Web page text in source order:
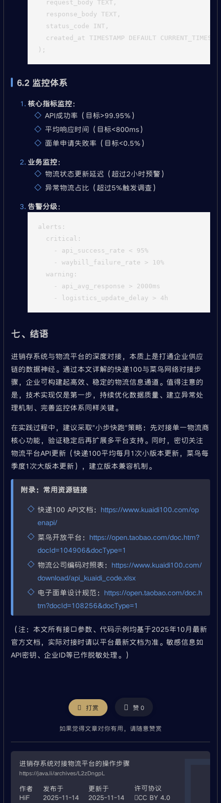
  request_body TEXT,
  response_body TEXT,
  status_code INT,
created_at TIMESTAMP DEFAULT
6.2 监控体系
核心指标监控：
API成功率（目标>99.95%）
平均响应时间（目标<800ms）
面单申请失败率（目标<0.5%）
业务监控：
物流状态更新延迟（超过2小时预警）
异常物流占比（超过5%触发调查）
告警分级：
alerts:
  critical:
    - api_success_rate < 95%
    - waybill_failure_rate > 10%
  warning:
    - api_avg_response > 2000ms
七、结语
进销存系统与物流平台的深度对接，本质上是打通企业供应
链的数据神经。通过本文详解的快递100与菜鸟网络对接步
骤，企业可构建起高效、稳定的物流信息通道。值得注意的
是，技术实现仅是第一步，持续优化数据质量、建立异常处
理机制、完善监控体系同样关键。
在实践过程中，建议采取"小步快跑"策略：先对接单一物流商
核心功能，验证稳定后再扩展多平台支持。同时，密切关注
物流平台API更新（快递100平均每月1次小版本更新，菜鸟每
季度1次大版本更新），建立版本兼容机制。
附录：常用资源链接
快递100 API文档： https://www.kuaidi100.com/op
enapi/
菜鸟开放平台： https://open.taobao.com/doc.htm?
docId=104906&docType=1
物流公司编码对照表： https://www.kuaidi100.com/
download/api_kuaidi_code.xlsx
电子面单设计规范： https://open.taobao.com/doc.h
tm?docId=108256&docType=1
（注：本文所有接口参数、代码示例均基于2025年10月最新
官方文档，实际对接时请以平台最新文档为准。敏感信息如
API密钥、企业ID等已作脱敏处理。）
打赏 赞 0
如果觉得文章对你有用，请随意赞赏
进销存系统对接物流平台的操作步骤
https://java.li/archives/L2zDngpL
作者
HiF
发布于
2025-11-14
更新于
2025-11-14
许可协议
CC BY 4.0